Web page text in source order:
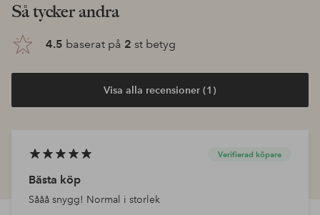
Så tycker andra
4.5 baserat på 2 st betyg
Visa alla recensioner (1)
Verifierad köpare
Bästa köp
Sååå snygg! Normal i storlek